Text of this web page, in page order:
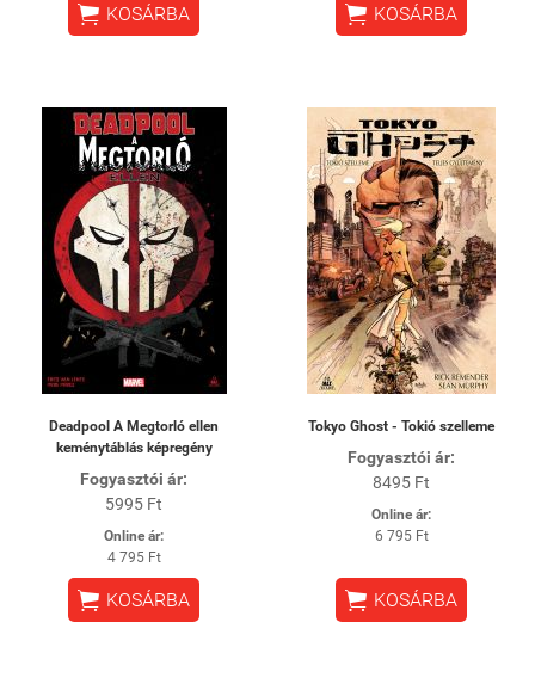
 KOSÁRBA  KOSÁRBA
Deadpool A Megtorló ellen
keménytáblás képregény
Fogyasztói ár:
5995 Ft
Online ár:
4 795 Ft
 KOSÁRBA
Tokyo Ghost - Tokió szelleme
Fogyasztói ár:
8495 Ft
Online ár:
6 795 Ft
 KOSÁRBA